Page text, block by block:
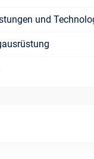
und